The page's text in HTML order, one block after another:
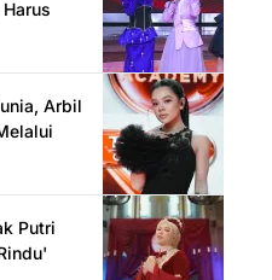
Arbil
Putri